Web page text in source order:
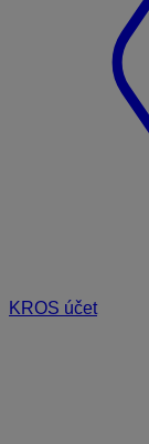
KROS účet